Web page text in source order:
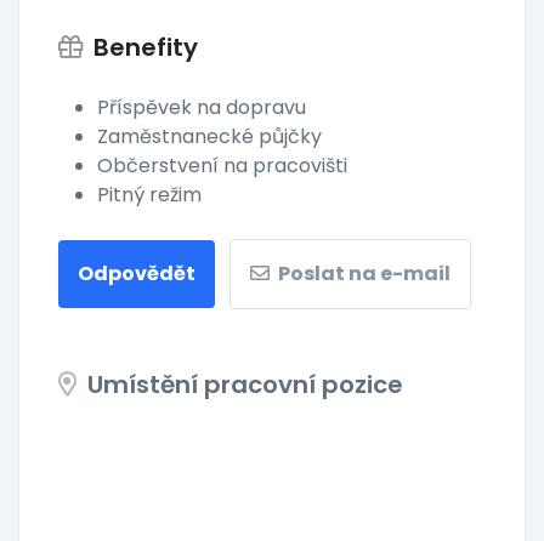
Benefity
Příspěvek na dopravu
Zaměstnanecké půjčky
Občerstvení na pracovišti
Pitný režim
Odpovědět Poslat na e-mail
Umístění pracovní pozice